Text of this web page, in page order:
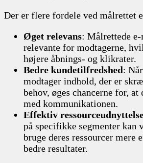
Der er flere fordele ved målrettet
Øget relevans: Målrettede
relevante for modtagerne,
højere åbnings- og klikrater.
Bedre kundetilfredshed:
modtager indhold, der er
behov, øges chancerne for,
med kommunikationen.
Effektiv
på specifikke segmenter kan
bruge deres ressourcer mere
bedre resultater.